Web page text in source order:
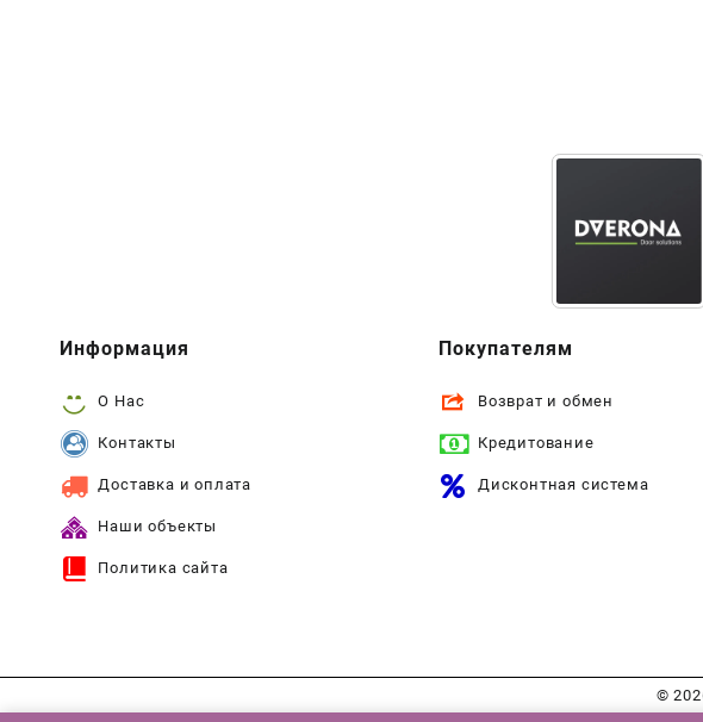
Информация
О Нас
Контакты
Доставка и оплата
Наши объекты
Политика сайта
Покупателям
Возврат и обмен
Кредитование
Дисконтная система
©